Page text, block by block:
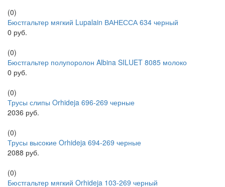
(0)
Бюстгальтер мягкий Lupalain ВАНЕССА 634 черный
0 руб.
(0)
Бюстгальтер полупоролон Albina SILUET 8085 молоко
0 руб.
(0)
Трусы слипы Orhideja 696-269 черные
2036 руб.
(0)
Трусы высокие Orhideja 694-269 черные
2088 руб.
(0)
Бюстгальтер мягкий Orhideja 103-269 черный